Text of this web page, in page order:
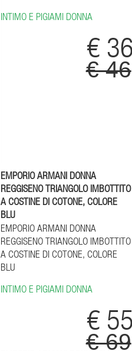
INTIMO E PIGIAMI DONNA
€
€ 46
EMPORIO ARMANI DONNA
REGGISENO TRIANGOLO IMBOTTITO
A COSTINE DI COTONE, COLORE
BLU
EMPORIO ARMANI DONNA
REGGISENO TRIANGOLO IMBOTTITO
A COSTINE DI COTONE, COLORE
BLU
INTIMO E PIGIAMI DONNA
€
€ 69